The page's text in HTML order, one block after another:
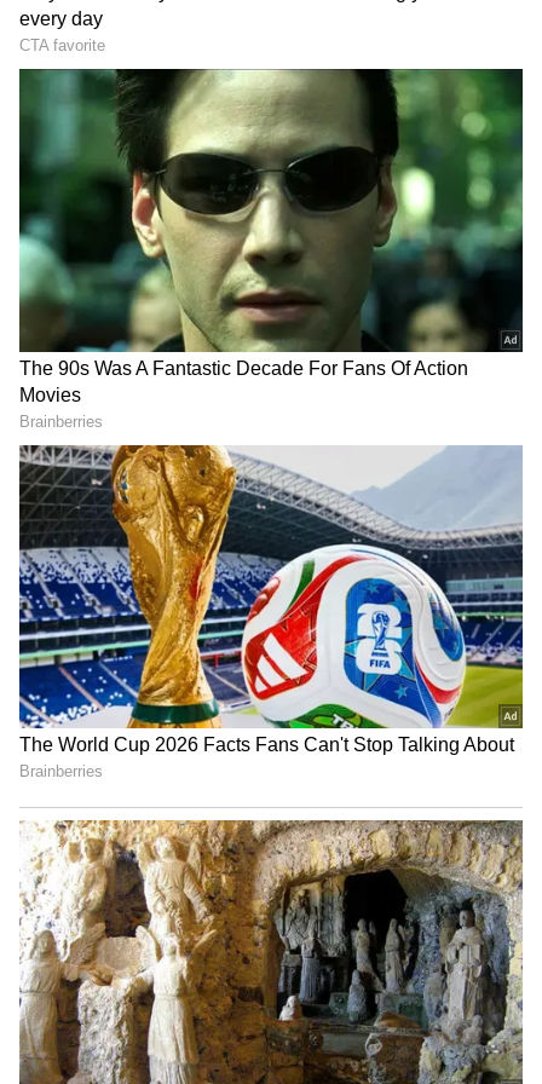
உருவானால், முதலில் சில சோதனைகள்
வந்தாலும், அதன் பின்னர் வாழ்க்கையில்
எதிர்பாராத உயர்வு ஏற்படும் என்று பல
பாரம்பரிய ஜோதிடக் கருத்துகள்
கூறுகின்றன. குறிப்பாக, நீண்ட நாட்களாக
தடைபட்டிருந்த முயற்சிகள் வெற்றி
பெறுவது, புதிய வருமான வாய்ப்புகள்
உருவாகுவது போன்ற பலன்கள்
கிடைக்கலாம் என்று நம்பப்படுகிறது.
இதுவரை இருந்த பிரச்சனைகள் முடிவுக்கு
வரும். அதுவும் ஜூன் இறுதியில்
தொடங்கும் இந்த கேது பார்வை
உங்களுக்கு ராஜயோகத்தை தரும்.
Related Articles